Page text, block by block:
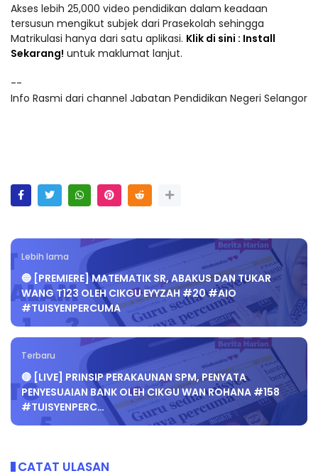
Akses lebih 25,000 video pendidikan dalam keadaan
tersusun mengikut subjek dari Prasekolah sehingga
Matrikulasi hanya dari satu aplikasi. Klik di sini : Install
Sekarang! untuk maklumat lanjut.
--
Info Rasmi dari channel Jabatan Pendidikan Negeri Selangor
Lebih lama
🔵 [PREMIERE] MATEMATIK SR, ABAKUS DAN TUKAR
WANG T123 OLEH CIKGU EYYZAH #20 #AIO
#TUISYENPERCUMA
Terbaru
🔴 [LIVE] PRINSIP PERAKAUNAN SPM, PENYATA
PENYESUAIAN BANK OLEH CIKGU WAN ROHANA #158
#TUISYENPERC…
CATAT ULASAN